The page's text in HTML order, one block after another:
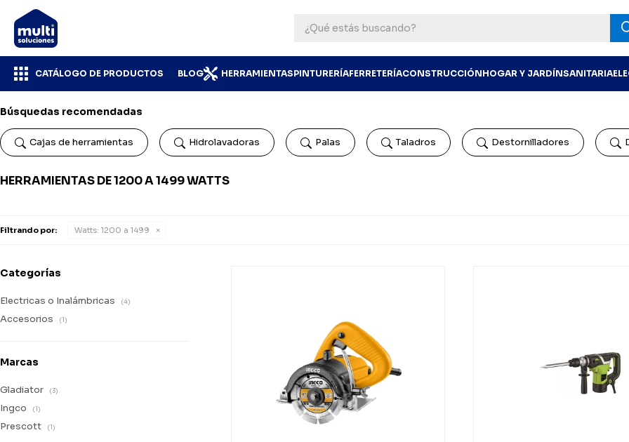
CATÁLOGO DE PRODUCTOS BLOG HERRAMIENTASPINTURERÍAFERRETERÍACONSTRUCCIÓNHOGAR Y JARDÍNSANITARIA
Búsquedas recomendadas
Cajas de herramientas Hidrolavadoras Palas Taladros Destornilladores
HERRAMIENTAS DE 1200 A 1499 WATTS
Filtrando por: Watts: 1200 a 1499
Categorías
Electricas o Inalámbricas (4)
Accesorios (1)
Marcas
Gladiator (3)
Ingco (1)
Prescott (1)